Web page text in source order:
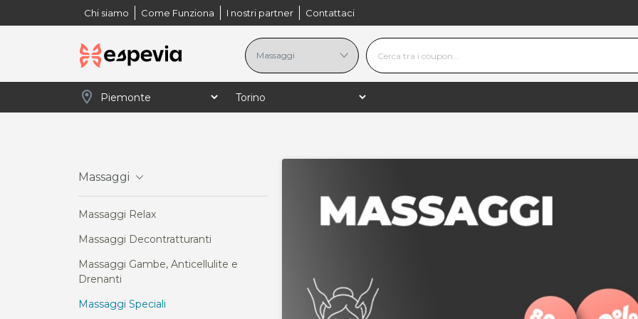
Chi siamo Come Funziona I nostri partner Contattaci
location_on
Massaggi
Massaggi Relax
Massaggi Decontratturanti
Massaggi Gambe, Anticellulite e
Drenanti
Massaggi Speciali